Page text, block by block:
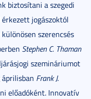
biztosítani a szegedi
jogászoktól
szerencsés
Stephen C. Thaman
szemináriumot
Frank J.
előadóként. Innovatív